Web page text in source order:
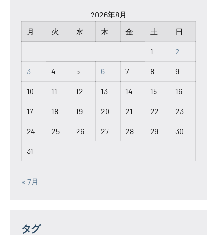
2026年8月
月
火 水 木 金 土 日
1 2
3 4 5 6 7 8 9
10 11 12 13 14 15 16
17 18 19 20 21 22 23
24 25 26 27 28 29 30
31
« 7月
タグ